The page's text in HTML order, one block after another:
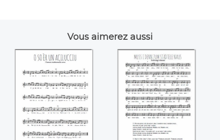
Vous aimerez aussi
O so èr' un
acilucciu
Muss i denn, muss i
denn zum
Städtele 'naus